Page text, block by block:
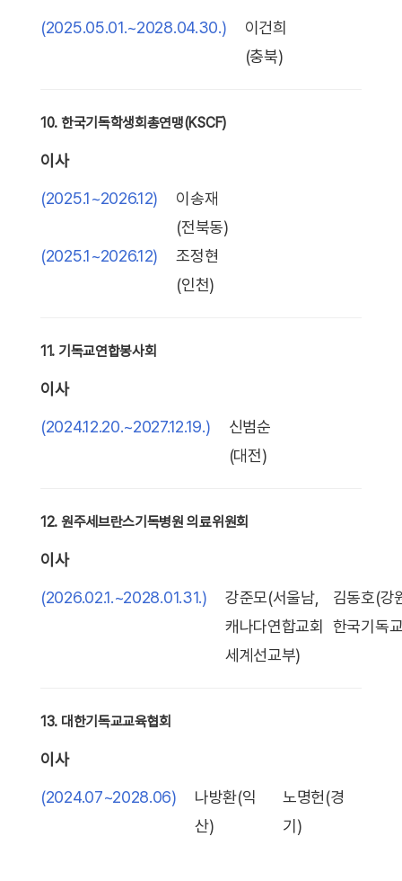
(2025.05.01.~2028.04.30.)
이건희
(충북)
10. 한국기독학생회총연맹(KSCF)
이사
(2025.1~2026.12)
이송재
(전북동)
(2025.1~2026.12)
조정현
(인천)
11. 기독교연합봉사회
이사
(2024.12.20.~2027.12.19.)
신범순
(대전)
12. 원주세브란스기독병원 의료위원회
이사
(2026.02.1.~2028.01.31.)
강준모(서울남,
캐나다연합교회
세계선교부)
김동호(강
한국기독
13. 대한기독교교육협회
이사
(2024.07~2028.06)
나방환(익
산)
노명헌(경
기)